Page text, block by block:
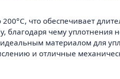
что обеспечивает
чему уплотнения
материалом для
и отличные